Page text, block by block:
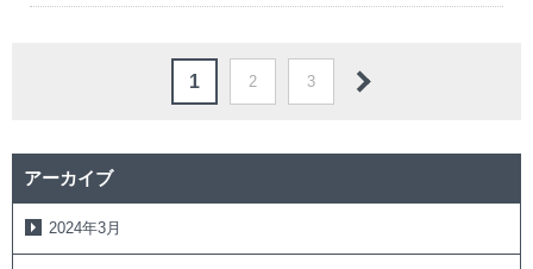
1 2 3
アーカイブ
2024年3月